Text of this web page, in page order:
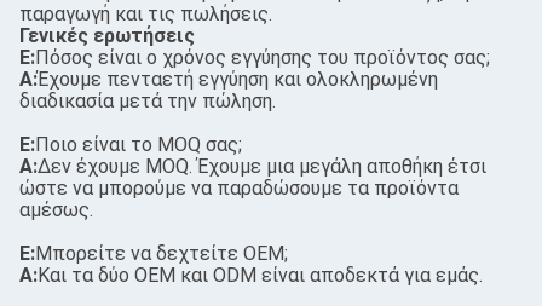
παραγωγή και τις πωλήσεις.
Γενικές ερωτήσεις
Ε:Πόσος είναι ο χρόνος εγγύησης του προϊόντος σας;
Α:Έχουμε πενταετή εγγύηση και ολοκληρωμένη
διαδικασία μετά την πώληση.
Ε:Ποιο είναι το MOQ σας;
Α:Δεν έχουμε MOQ. Έχουμε μια μεγάλη αποθήκη έτσι
ώστε να μπορούμε να παραδώσουμε τα προϊόντα
αμέσως.
Ε:Μπορείτε να δεχτείτε OEM;
Α:Και τα δύο OEM και ODM είναι αποδεκτά για εμάς.